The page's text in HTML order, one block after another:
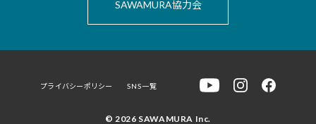
SAWAMURA協力会
© 2026 SAWAMURA Inc.
プライバシーポリシー SNS一覧